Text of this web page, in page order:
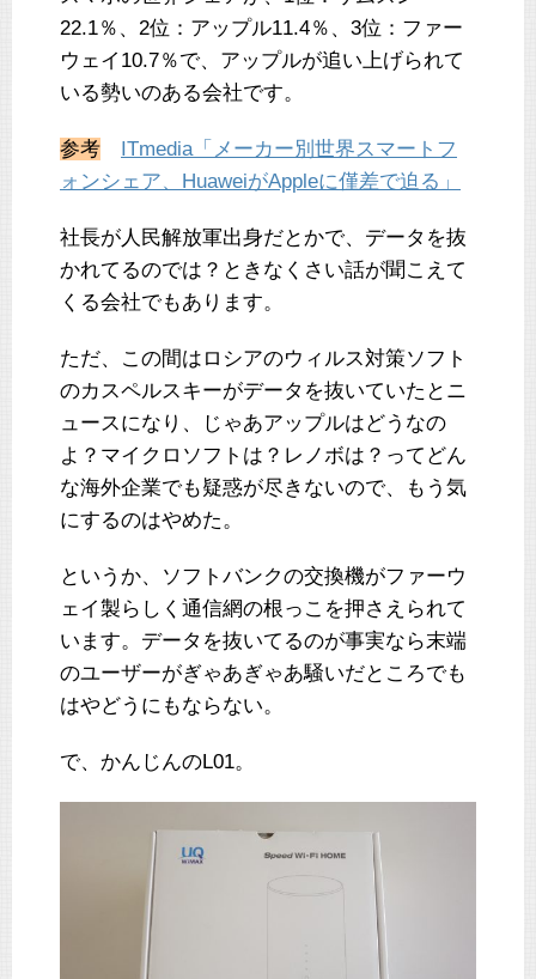
22.1％、2位：アップル11.4％、3位：ファー
ウェイ10.7％で、アップルが追い上げられて
いる勢いのある会社です。
参考
ITmedia「メーカー別世界スマートフ
ォンシェア、HuaweiがAppleに僅差で迫る」
社長が人民解放軍出身だとかで、データを抜
かれてるのでは？ときなくさい話が聞こえて
くる会社でもあります。
ただ、この間はロシアのウィルス対策ソフト
のカスペルスキーがデータを抜いていたとニ
ュースになり、じゃあアップルはどうなの
よ？マイクロソフトは？レノボは？ってどん
な海外企業でも疑惑が尽きないので、もう気
にするのはやめた。
というか、ソフトバンクの交換機がファーウ
ェイ製らしく通信網の根っこを押さえられて
います。データを抜いてるのが事実なら末端
のユーザーがぎゃあぎゃあ騒いだところでも
はやどうにもならない。
で、かんじんのL01。